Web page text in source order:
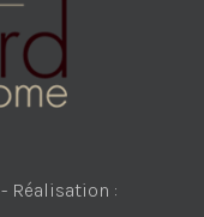
- Réalisation :